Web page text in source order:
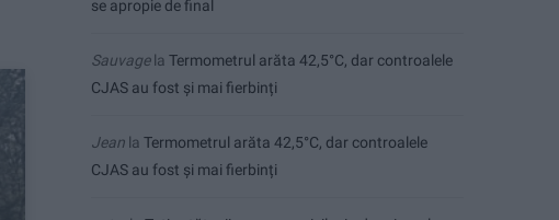
se apropie de final
Sauvagela Termometrul arăta 42,5°C, dar controalele
CJAS au fost și mai fierbinți
Jean la Termometrul arăta 42,5°C, dar controalele
CJAS au fost și mai fierbinți